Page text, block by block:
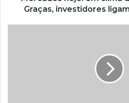
Graças, investidores